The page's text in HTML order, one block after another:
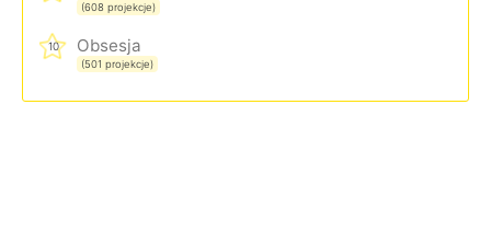
(608 projekcje)
10 Obsesja
(501 projekcje)